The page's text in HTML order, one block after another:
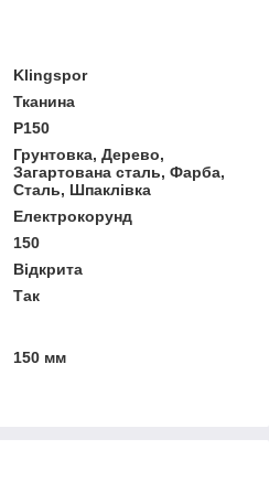
Klingspor
Тканина
P150
Грунтовка, Дерево,
Загартована сталь, Фарба,
Сталь, Шпаклівка
Електрокорунд
150
Відкрита
Так
150 мм